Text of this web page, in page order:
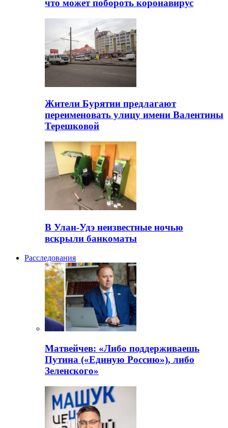
что может побороть коронавирус
Жители Бурятии предлагают
переименовать улицу имени Валентины
Терешковой
В Улан-Удэ неизвестные ночью
вскрыли банкоматы
Расследования
Матвейчев: «Либо поддерживаешь
Путина («Единую Россию»), либо
Зеленского»